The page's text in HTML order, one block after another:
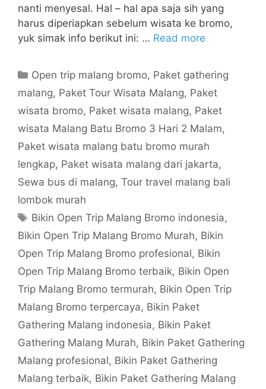
nanti menyesal. Hal – hal apa saja sih yang
harus diperiapkan sebelum wisata ke bromo,
yuk simak info berikut ini: … Read more
Open trip malang bromo, Paket gathering
malang, Paket Tour Wisata Malang, Paket
wisata bromo, Paket wisata malang, Paket
wisata Malang Batu Bromo 3 Hari 2 Malam,
Paket wisata malang batu bromo murah
lengkap, Paket wisata malang dari jakarta,
Sewa bus di malang, Tour travel malang bali
lombok murah
Bikin Open Trip Malang Bromo indonesia,
Bikin Open Trip Malang Bromo Murah, Bikin
Open Trip Malang Bromo profesional, Bikin
Open Trip Malang Bromo terbaik, Bikin Open
Trip Malang Bromo termurah, Bikin Open Trip
Malang Bromo terpercaya, Bikin Paket
Gathering Malang indonesia, Bikin Paket
Gathering Malang Murah, Bikin Paket Gathering
Malang profesional, Bikin Paket Gathering
Malang terbaik, Bikin Paket Gathering Malang